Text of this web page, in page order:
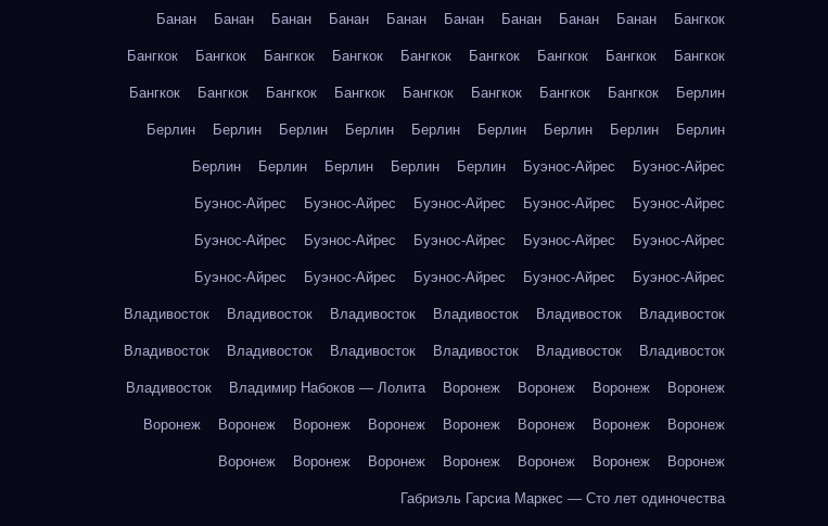
Банан Банан Банан Банан Банан Банан Банан Банан Банан Бангкок
Бангкок Бангкок Бангкок Бангкок Бангкок Бангкок Бангкок Бангкок Бангкок
Бангкок Бангкок Бангкок Бангкок Бангкок Бангкок Бангкок Бангкок Берлин
Берлин Берлин Берлин Берлин Берлин Берлин Берлин Берлин Берлин
Берлин Берлин Берлин Берлин Берлин Буэнос-Айрес Буэнос-Айрес
Буэнос-Айрес Буэнос-Айрес Буэнос-Айрес Буэнос-Айрес Буэнос-Айрес
Буэнос-Айрес Буэнос-Айрес Буэнос-Айрес Буэнос-Айрес Буэнос-Айрес
Буэнос-Айрес Буэнос-Айрес Буэнос-Айрес Буэнос-Айрес Буэнос-Айрес
Владивосток Владивосток Владивосток Владивосток Владивосток Владивосток
Владивосток Владивосток Владивосток Владивосток Владивосток Владивосток
Владивосток Владимир Набоков — Лолита Воронеж Воронеж Воронеж Воронеж
Воронеж Воронеж Воронеж Воронеж Воронеж Воронеж Воронеж Воронеж
Воронеж Воронеж Воронеж Воронеж Воронеж Воронеж Воронеж
Габриэль Гарсиа Маркес — Сто лет одиночества